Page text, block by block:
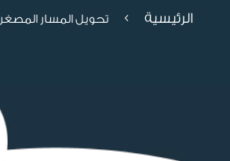
الرئيسية 4 تحويل المسار المصغر